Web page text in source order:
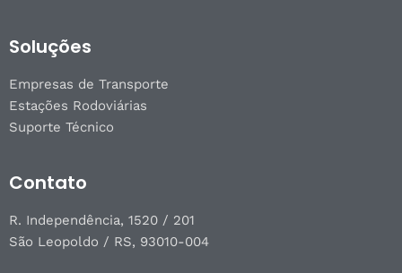
Soluções
Empresas de Transporte
Estações Rodoviárias
Suporte Técnico
Contato
R. Independência, 1520 / 201
São Leopoldo / RS, 93010-004